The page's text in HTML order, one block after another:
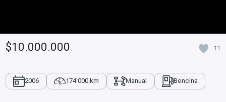
$10.000.000 11
2006 174'000 km Manual Bencina